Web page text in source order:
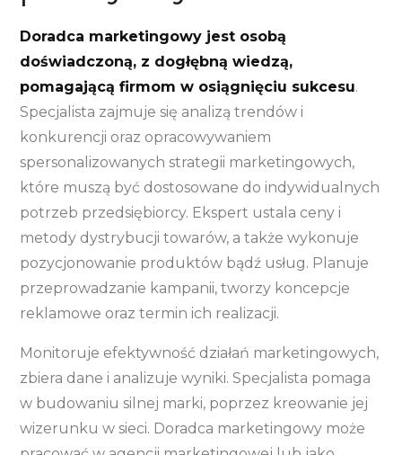
Doradca marketingowy jest osobą
doświadczoną, z dogłębną wiedzą,
pomagającą firmom w osiągnięciu sukcesu.
Specjalista zajmuje się analizą trendów i
konkurencji oraz opracowywaniem
spersonalizowanych strategii marketingowych,
które muszą być dostosowane do indywidualnych
potrzeb przedsiębiorcy. Ekspert ustala ceny i
metody dystrybucji towarów, a także wykonuje
pozycjonowanie produktów bądź usług. Planuje
przeprowadzanie kampanii, tworzy koncepcje
reklamowe oraz termin ich realizacji.
Monitoruje efektywność działań marketingowych,
zbiera dane i analizuje wyniki. Specjalista pomaga
w budowaniu silnej marki, poprzez kreowanie jej
wizerunku w sieci. Doradca marketingowy może